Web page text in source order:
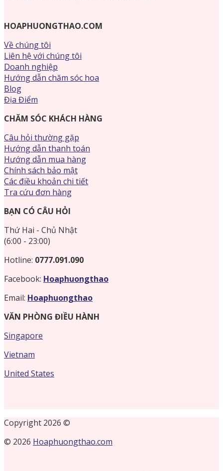
HOAPHUONGTHAO.COM
Về chúng tôi
Liên hệ với chúng tôi
Doanh nghiệp
Hướng dẫn chăm sóc hoa
Blog
Địa Điểm
CHĂM SÓC KHÁCH HÀNG
Câu hỏi thường gặp
Hướng dẫn thanh toán
Hướng dẫn mua hàng
Chính sách bảo mật
Các điều khoản chi tiết
Tra cứu đơn hàng
BẠN CÓ CÂU HỎI
Thứ Hai - Chủ Nhật
(6:00 - 23:00)
Hotline: 0777.091.090
Facebook: Hoaphuongthao
Email: Hoaphuongthao
VĂN PHÒNG ĐIỀU HÀNH
Singapore
Vietnam
United States
Copyright 2026 ©
© 2026 Hoaphuongthao.com